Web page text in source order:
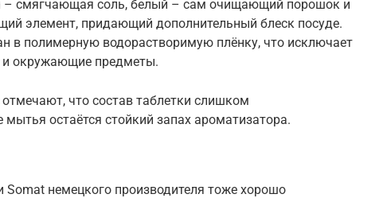
– смягчающая соль, белый – сам очищающий порошок и
элемент, придающий дополнительный блеск посуде.
в полимерную водорастворимую плёнку, что исключает
и окружающие предметы.
что состав таблетки слишком
остаётся стойкий запах ароматизатора.
Somat немецкого производителя тоже хорошо